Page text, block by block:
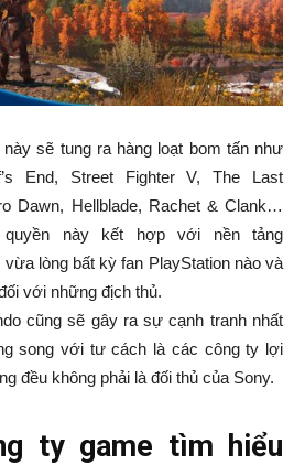
sẽ tung ra hàng loạt bom tấn như
End, Street Fighter V, The Last
Dawn, Hellblade, Rachet & Clank…
này kết hợp với nền tảng
lòng bất kỳ fan PlayStation nào và
với những địch thủ.
cũng sẽ gây ra sự cạnh tranh nhất
song với tư cách là các công ty lợi
đều không phải là đối thủ của Sony.
ty game tìm hiểu